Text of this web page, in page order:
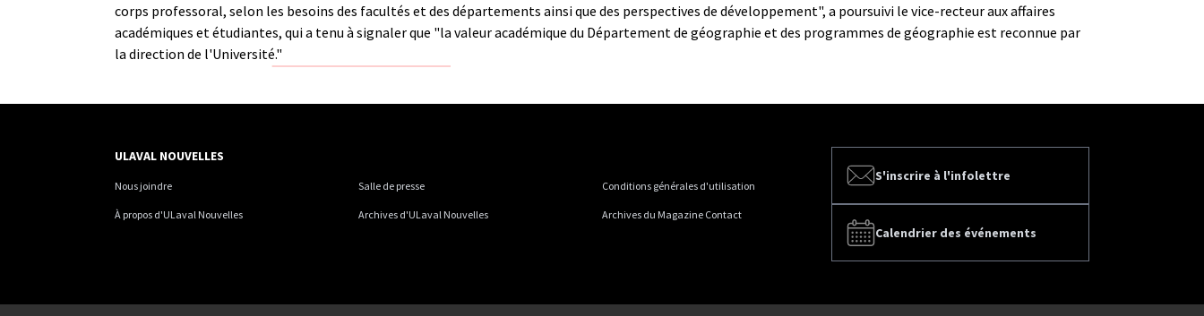
corps professoral, selon les besoins des facultés et des départements ainsi que des perspectives de développement", a poursuivi le vice-recteur aux affaires
académiques et étudiantes, qui a tenu à signaler que "la valeur académique du Département de géographie et des programmes de géographie est reconnue par
la direction de l'Université."
S'inscrire à l'infolettre
Calendrier des événements
ULAVAL NOUVELLES
Nous joindre Salle de presse Conditions générales d'utilisation
À propos d'ULaval Nouvelles Archives d'ULaval Nouvelles Archives du Magazine Contact